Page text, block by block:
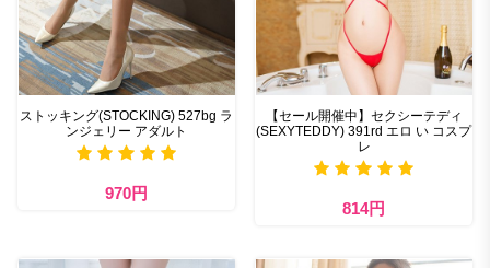
ストッキング(STOCKING) 527bg ラ
ンジェリー アダルト
970円
【セール開催中】セクシーテディ
(SEXYTEDDY) 391rd エロ い コスプ
レ
814円